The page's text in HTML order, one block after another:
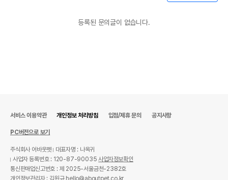
등록된 문의글이 없습니다.
서비스 이용약관 개인정보 처리방침 입점/제휴 문의 공지사항
PC버전으로 보기
주식회사 어바웃펫
대표자명 : 나옥귀
사업자 등록번호 : 120-87-90035사업자정보확인
통신판매업신고번호 : 제 2025-서울금천-2382호
개인정보관리자 : 김원규 hello@aboutpet.co.kr